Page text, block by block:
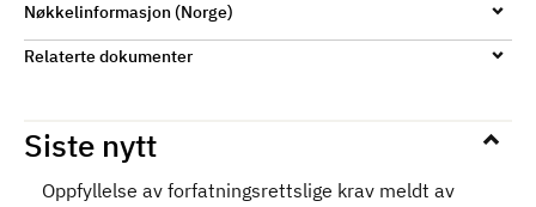
Nøkkelinformasjon (Norge)
Relaterte dokumenter
Siste nytt
Oppfyllelse av forfatningsrettslige krav meldt av